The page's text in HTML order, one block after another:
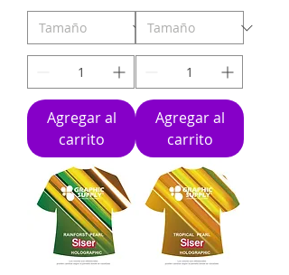
Agregar al
carrito
Agregar al
carrito